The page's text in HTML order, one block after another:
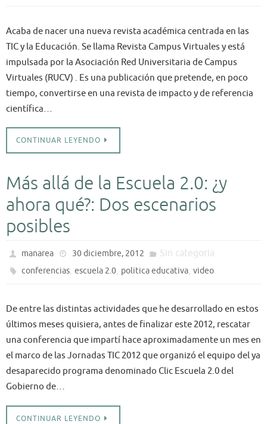
Acaba de nacer una nueva revista académica centrada en las
TIC y la Educación. Se llama Revista Campus Virtuales y está
impulsada por la Asociación Red Universitaria de Campus
Virtuales (RUCV) . Es una publicación que pretende, en poco
tiempo, convertirse en una revista de impacto y de referencia
científica…
CONTINUAR LEYENDO
Más allá de la Escuela 2.0: ¿y
ahora qué?: Dos escenarios
posibles
manarea 30 diciembre, 2012 Sin categoría
conferencias,escuela 2.0, politica educativa,video
De entre las distintas actividades que he desarrollado en estos
últimos meses quisiera, antes de finalizar este 2012, rescatar
una conferencia que impartí hace aproximadamente un mes en
el marco de las Jornadas TIC 2012 que organizó el equipo del ya
desaparecido programa denominado Clic Escuela 2.0 del
Gobierno de…
CONTINUAR LEYENDO